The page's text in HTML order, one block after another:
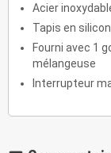
Acier
Tapis en
Fourni avec 1
mélangeuse
Interrupteur